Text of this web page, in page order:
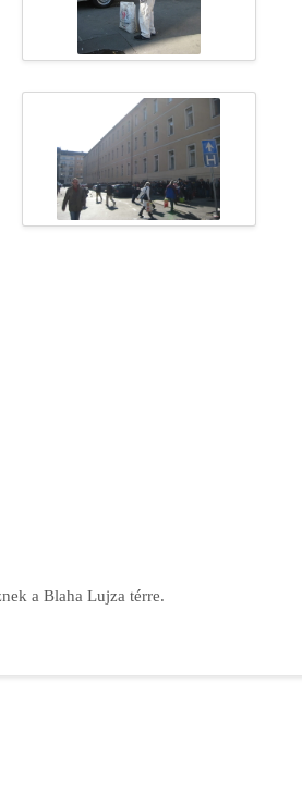
a Blaha Lujza térre.